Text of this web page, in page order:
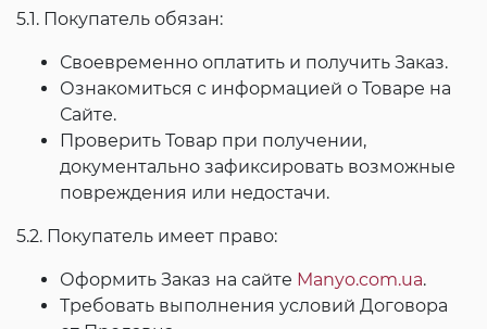
5.1. Покупатель обязан:
Своевременно оплатить и получить Заказ.
Ознакомиться с информацией о Товаре на
Сайте.
Проверить Товар при получении,
документально зафиксировать возможные
повреждения или недостачи.
5.2. Покупатель имеет право:
Оформить Заказ на сайте Manyo.com.ua.
Требовать выполнения условий Договора